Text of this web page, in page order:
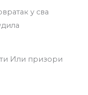
у сва
Или призори